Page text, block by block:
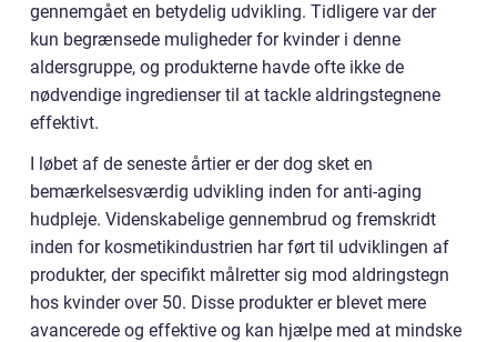
gennemgået en betydelig udvikling. Tidligere var der
kun begrænsede muligheder for kvinder i denne
aldersgruppe, og produkterne havde ofte ikke de
nødvendige ingredienser til at tackle aldringstegnene
effektivt.
I løbet af de seneste årtier er der dog sket en
bemærkelsesværdig udvikling inden for anti-aging
hudpleje. Videnskabelige gennembrud og fremskridt
inden for kosmetikindustrien har ført til udviklingen af
produkter, der specifikt målretter sig mod aldringstegn
hos kvinder over 50. Disse produkter er blevet mere
avancerede og effektive og kan hjælpe med at mindske